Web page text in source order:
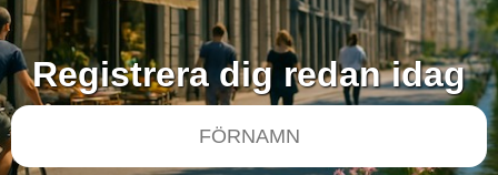
Registrera dig redan idag